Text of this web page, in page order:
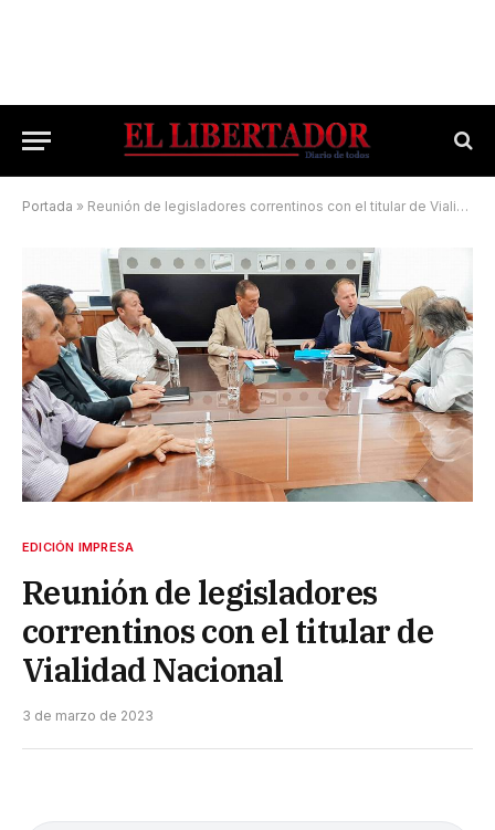
Portada » Reunión de legisladores correntinos con el titular de Vialidad Nacional
EDICIÓN IMPRESA
Reunión de legisladores
correntinos con el titular de
Vialidad Nacional
3 de marzo de 2023